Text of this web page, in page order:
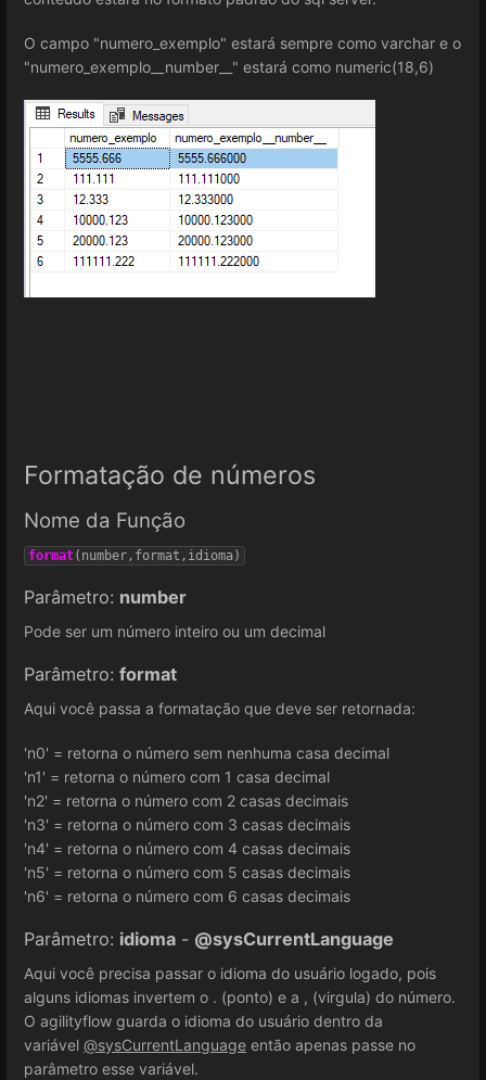
O campo "numero_exemplo" estará sempre como varchar e o
"numero_exemplo__number__" estará como numeric(18,6)
Formatação de números
Nome da Função
format(number,format,idioma)
Parâmetro: number
Pode ser um número inteiro ou um decimal
Parâmetro: format
Aqui você passa a formatação que deve ser retornada:
'n0' = retorna o número sem nenhuma casa decimal
'n1' = retorna o número com 1 casa decimal
'n2' = retorna o número com 2 casas decimais
'n3' = retorna o número com 3 casas decimais
'n4' = retorna o número com 4 casas decimais
'n5' = retorna o número com 5 casas decimais
'n6' = retorna o número com 6 casas decimais
Parâmetro: idioma - @sysCurrentLanguage
Aqui você precisa passar o idioma do usuário logado, pois
alguns idiomas invertem o . (ponto) e a , (virgula) do número.
O agilityflow guarda o idioma do usuário dentro da
variável @sysCurrentLanguage então apenas passe no
parâmetro esse variável.